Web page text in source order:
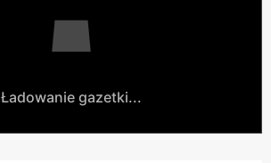
Ładowanie gazetki...